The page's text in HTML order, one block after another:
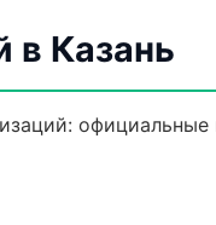
в Казань
официальные